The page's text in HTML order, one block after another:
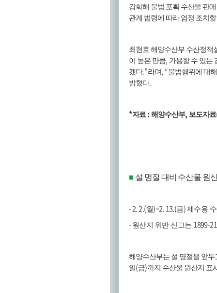
강화해 불법 포획 수산물 판
관계 법령에 따라 엄정 조치
최현호 해양수산부 수산정책
이 높은 만큼, 가용할 수 있는
겠다.”라며, “불법행위에 대
밝혔다.
*자료 : 해양수산부, 보도자료
■ 설 명절 대비 수산물 원
- 2. 2.(월)~2. 13.(금)제수용
-원산지 위반 신고는 1899-
해양수산부는 설 명절을 앞
일(금)까지 수산물 원산지 표